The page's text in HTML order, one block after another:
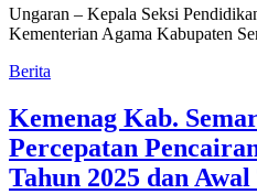
Ungaran – Kepala Seksi
Kementerian Agama Kabupaten
Berita
Kemenag Kab.
Percepatan
Tahun 2025 dan